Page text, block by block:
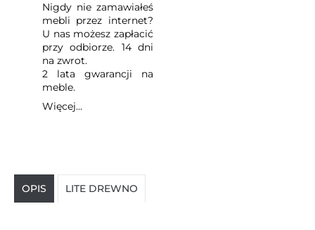
Nigdy nie zamawiałeś
mebli przez internet?
U nas możesz zapłacić
przy odbiorze. 14 dni
na zwrot.
2 lata gwarancji na
meble.
Więcej...
OPIS LITE DREWNO